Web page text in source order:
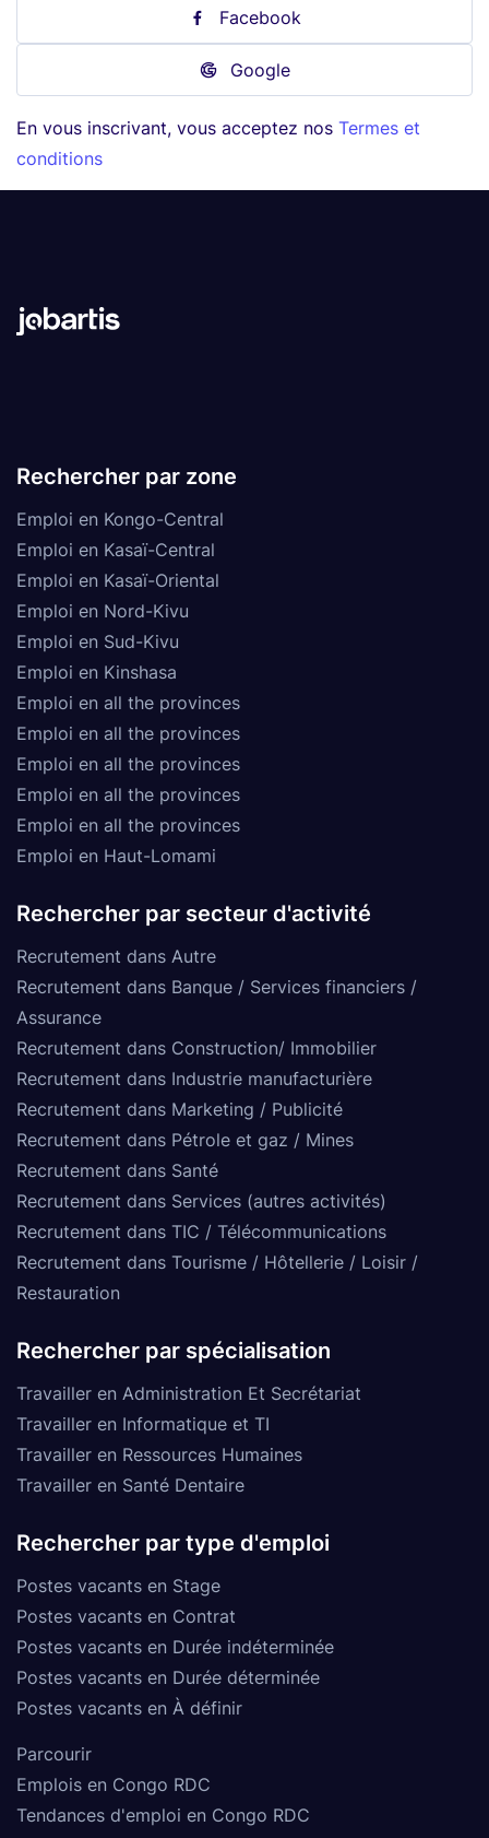
Facebook
Google
En vous inscrivant, vous acceptez nos Termes et
conditions
Rechercher par zone
Emploi en Kongo-Central
Emploi en Kasaï-Central
Emploi en Kasaï-Oriental
Emploi en Nord-Kivu
Emploi en Sud-Kivu
Emploi en Kinshasa
Emploi en all the provinces
Emploi en all the provinces
Emploi en all the provinces
Emploi en all the provinces
Emploi en all the provinces
Emploi en Haut-Lomami
Rechercher par secteur d'activité
Recrutement dans Autre
Recrutement dans Banque / Services financiers /
Assurance
Recrutement dans Construction/ Immobilier
Recrutement dans Industrie manufacturière
Recrutement dans Marketing / Publicité
Recrutement dans Pétrole et gaz / Mines
Recrutement dans Santé
Recrutement dans Services (autres activités)
Recrutement dans TIC / Télécommunications
Recrutement dans Tourisme / Hôtellerie / Loisir /
Restauration
Rechercher par spécialisation
Travailler en Administration Et Secrétariat
Travailler en Informatique et TI
Travailler en Ressources Humaines
Travailler en Santé Dentaire
Rechercher par type d'emploi
Postes vacants en Stage
Postes vacants en Contrat
Postes vacants en Durée indéterminée
Postes vacants en Durée déterminée
Postes vacants en À définir
Parcourir
Emplois en Congo RDC
Tendances d'emploi en Congo RDC